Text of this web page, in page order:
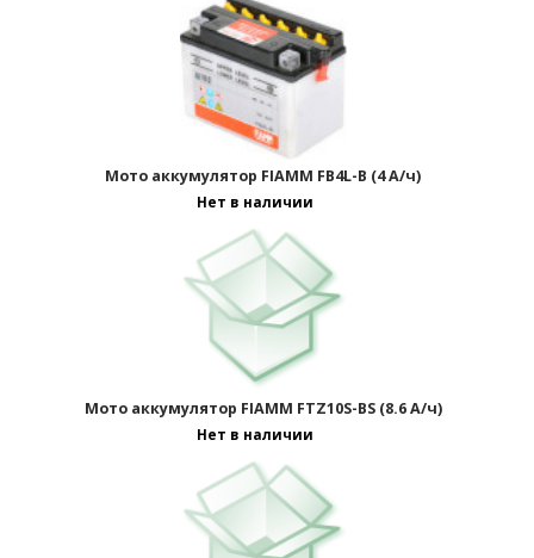
Мото аккумулятор FIAMM FB4L-B (4 А/ч)
Нет в наличии
Мото аккумулятор FIAMM FTZ10S-BS (8.6 А/ч)
Нет в наличии